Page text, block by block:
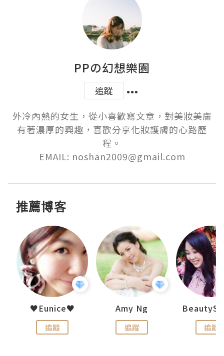
PPの幻想樂園
追蹤
外冷內熱的女生，從小喜歡寫文章，對美妝美膚
有著濃厚的興趣，喜歡分享化妝護膚的心路歷
程。
EMAIL: noshan2009@gmail.com
推薦博客
♥Eunice♥
追蹤
Amy Ng
追蹤 追蹤